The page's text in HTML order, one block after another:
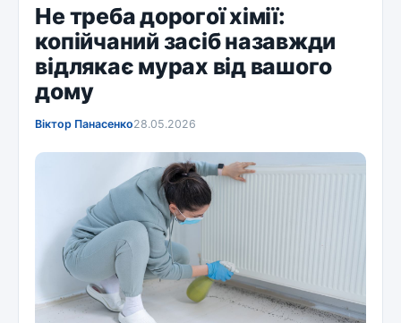
Не треба дорогої хімії:
копійчаний засіб назавжди
відлякає мурах від вашого
дому
Віктор Панасенко28.05.2026